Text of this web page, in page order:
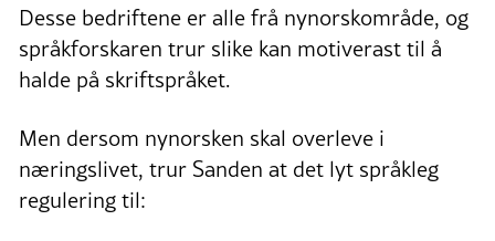
Desse bedriftene er alle frå nynorskområde, og
språkforskaren trur slike kan motiverast til å
halde på skriftspråket.
Men dersom nynorsken skal overleve i
næringslivet, trur Sanden at det lyt språkleg
regulering til: